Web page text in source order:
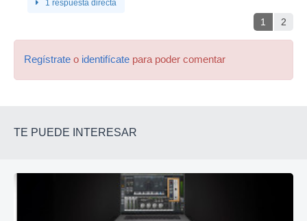
1 respuesta directa
1 2
Regístrate o identifícate para poder comentar
TE PUEDE INTERESAR